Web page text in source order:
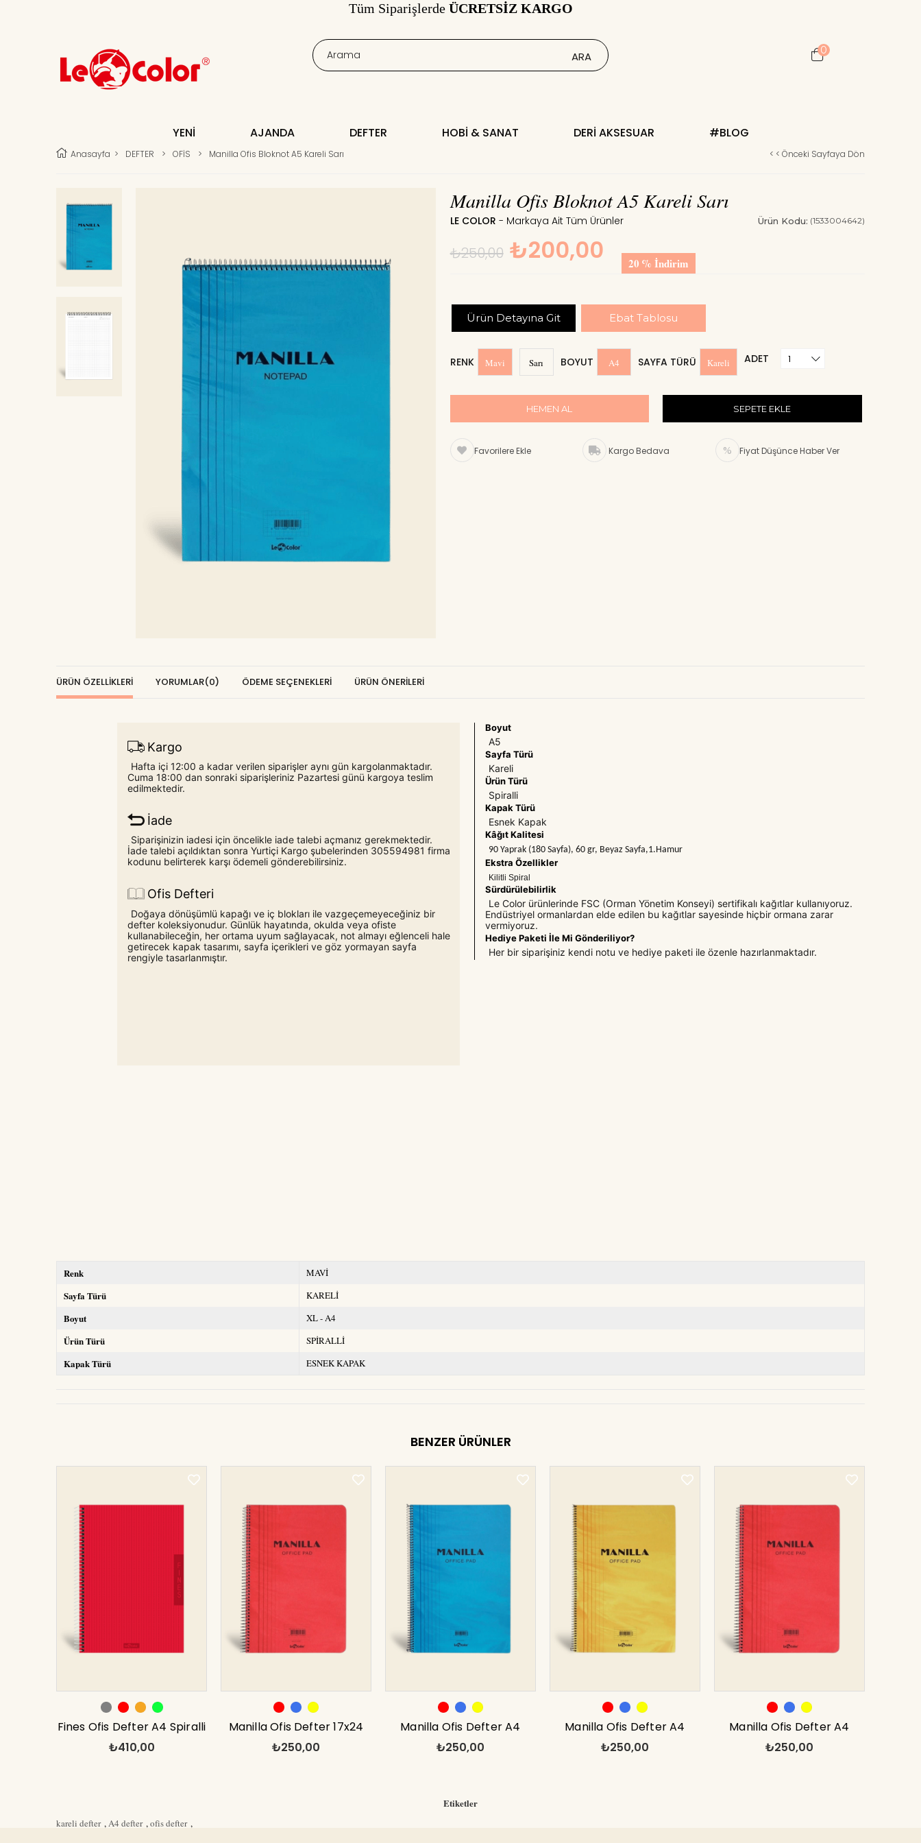
Tüm Siparişlerde ÜCRETSİZ KARGO
0
YENİ AJANDA DEFTER HOBI & SANAT DERI AKSESUAR #BLOG
Anasayfa > DEFTER > OFİS > Manilla Ofis Bloknot A5 Kareli Sarı < < Önceki Sayfaya Dön
Manilla Ofis Bloknot A5 Kareli Sarı
Ürün Kodu: (1533004642)
LE COLOR
%
20 İndirim
₺250,00 ₺200,00
Ürün Detayına Git Ebat Tablosu
RENK Mavi Sarı BOYUT A4 SAYFA TÜRÜ Kareli ADET
Favorilere Ekle Kargo Bedava Fiyat Düşünce Haber Ver
ÜRÜN ÖZELLIKLERI YORUMLAR(0) ÖDEME SEÇENEKLERI ÜRÜN ÖNERILERI
Kargo
Hafta içi 12:00 a kadar verilen siparişler aynı gün kargolanmaktadır.
Cuma 18:00 dan sonraki siparişleriniz Pazartesi günü kargoya teslim
edilmektedir.
İade
Siparişinizin iadesi için öncelikle iade talebi açmanız gerekmektedir.
İade talebi açıldıktan sonra Yurtiçi Kargo şubelerinden 305594981 firma
kodunu belirterek karşı ödemeli gönderebilirsiniz.
Ofis Defteri
Doğaya dönüşümlü kapağı ve iç blokları ile vazgeçemeyeceğiniz bir
defter koleksiyonudur. Günlük hayatında, okulda veya ofiste
kullanabileceğin, her ortama uyum sağlayacak, not almayı eğlenceli hale
getirecek kapak tasarımı, sayfa içerikleri ve göz yormayan sayfa
rengiyle tasarlanmıştır.
Boyut
A5
Sayfa Türü
Kareli
Ürün Türü
Spiralli
Kapak Türü
Esnek Kapak
Kâğıt Kalitesi
90 Yaprak (180 Sayfa), 60 gr, Beyaz Sayfa,1.Hamur
Ekstra Özellikler
Kilitli Spiral
Sürdürülebilirlik
Le Color ürünlerinde FSC (Orman Yönetim Konseyi) sertifikalı kağıtlar kullanıyoruz.
Endüstriyel ormanlardan elde edilen bu kağıtlar sayesinde hiçbir ormana zarar
vermiyoruz.
Hediye Paketi İle Mi Gönderiliyor?
Her bir siparişiniz kendi notu ve hediye paketi ile özenle hazırlanmaktadır.
Renk MAVİ
Sayfa Türü KARELİ
Boyut XL - A4
Ürün Türü SPİRALLİ
Kapak Türü ESNEK KAPAK
BENZER ÜRÜNLER
Fines Ofis Defter A4 Spiralli
Kareli Gri
₺410,00
Manilla Ofis Defter 17x24
Çizgili Kırmızı
₺250,00
Manilla Ofis Defter A4
Kareli Mavi
₺250,00
Manilla Ofis Defter A4
Kareli Sarı
₺250,00
Manilla Ofis Defter A4
Çizgili Kırmızı
₺250,00
Etiketler
kareli defter , A4 defter , ofis defter ,